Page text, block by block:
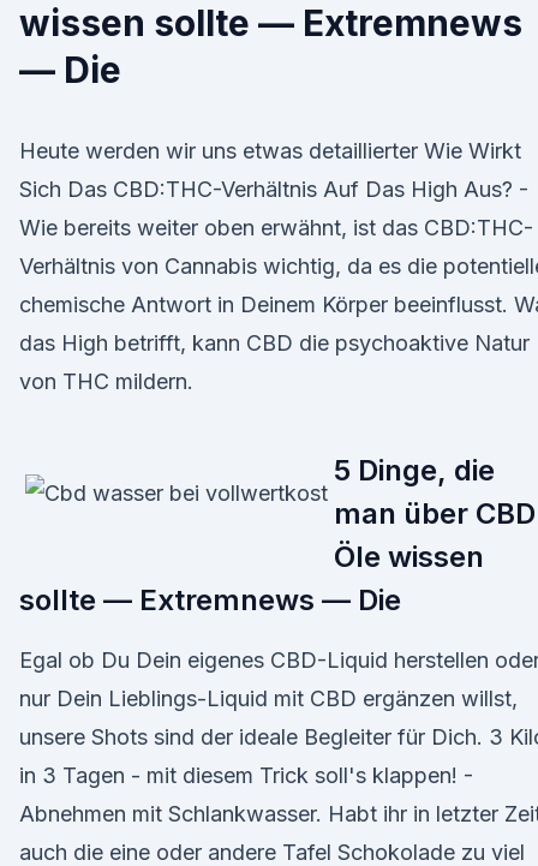
wissen sollte — Extremnews
— Die
Heute werden wir uns etwas detaillierter Wie Wirkt
Sich Das CBD:THC-Verhältnis Auf Das High Aus? -
Wie bereits weiter oben erwähnt, ist das CBD:THC-
Verhältnis von Cannabis wichtig, da es die
chemische Antwort in Deinem Körper beeinflusst.
das High betrifft, kann CBD die psychoaktive Natur
von THC mildern.
5 Dinge, die
man über CBD
Öle wissen
sollte — Extremnews — Die
Egal ob Du Dein eigenes CBD-Liquid herstellen
nur Dein Lieblings-Liquid mit CBD ergänzen willst,
unsere Shots sind der ideale Begleiter für Dich. 3
in 3 Tagen - mit diesem Trick soll's klappen! -
Abnehmen mit Schlankwasser. Habt ihr in letzter
auch die eine oder andere Tafel Schokolade zu viel